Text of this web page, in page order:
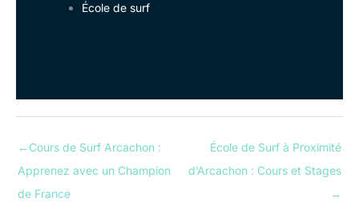
École de surf
← Cours de Surf Arcachon :
Apprenez avec un Champion
de France
École de Surf à Proximité
d’Arcachon : Cours et Stages
→